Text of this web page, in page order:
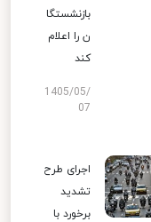
بازنشستگا
ن را اعلام
کند
1405/05/
07
اجرای طرح
تشدید
برخورد با